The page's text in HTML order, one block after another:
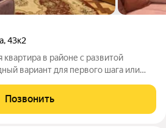
,43к2
в районе с развитой
вариант для первого шага или
тепло и уют. Расположение одно
Позвонить